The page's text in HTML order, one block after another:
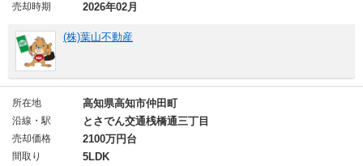
売却時期 2026年02月
(株)葉山不動産
所在地 高知県高知市仲田町
沿線・駅 とさでん交通桟橋通三丁目
売却価格 2100万円台
間取り 5LDK